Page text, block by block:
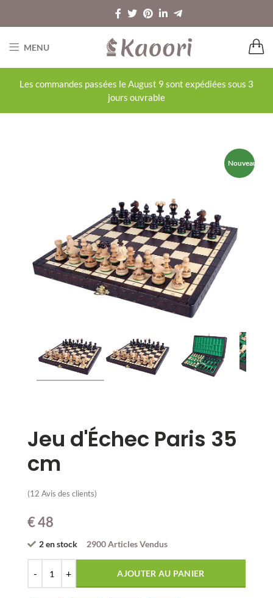
MENU
Les commandes passées le August 9 sont expédiées sous 3
jours ouvrable
Nouveau
Jeu d'Échec Paris 35
cm
(12 Avis des clients)
€48
2en stock 2900 Articles Vendus
AJOUTER AU PANIER